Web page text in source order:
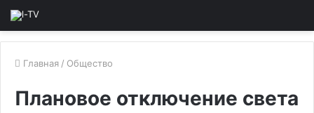
Главная / Общество
Плановое отключение света